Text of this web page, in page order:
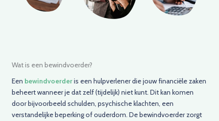
Wat is een bewindvoerder?
Een bewindvoerderis een hulpverlener die jouw financiële zaken
beheert wanneer je dat zelf (tijdelijk) niet kunt. Dit kan komen
door bijvoorbeeld schulden, psychische klachten, een
verstandelijke beperking of ouderdom. De bewindvoerder zorgt